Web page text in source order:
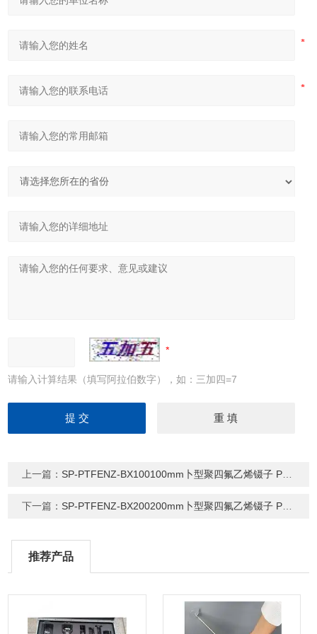
请输入计算结果（填写阿拉伯数字），如：三加四=7
上一篇： SP-PTFENZ-BX100100mm卜型聚四氟乙烯镊子 PTFE特氟龙镊子
下一篇： SP-PTFENZ-BX200200mm卜型聚四氟乙烯镊子 PTFE特氟龙镊子
推荐产品